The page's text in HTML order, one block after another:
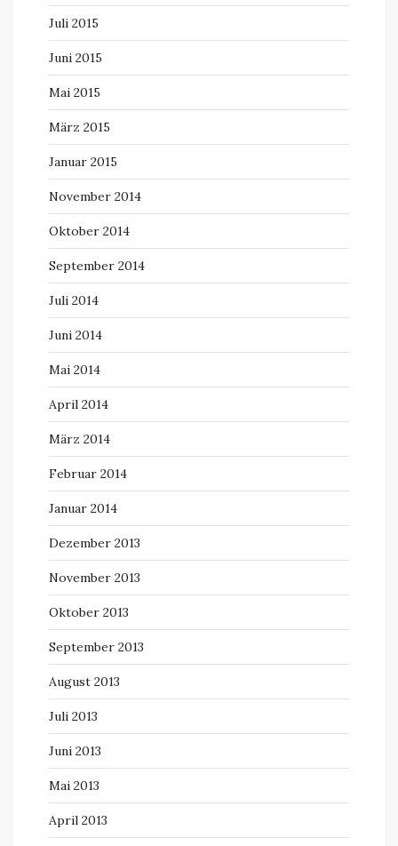
Juli 2015
Juni 2015
Mai 2015
März 2015
Januar 2015
November 2014
Oktober 2014
September 2014
Juli 2014
Juni 2014
Mai 2014
April 2014
März 2014
Februar 2014
Januar 2014
Dezember 2013
November 2013
Oktober 2013
September 2013
August 2013
Juli 2013
Juni 2013
Mai 2013
April 2013